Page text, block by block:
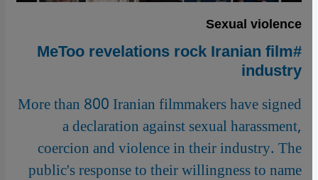
Sexual violence
#MeToo revelations rock Iranian film
industry
More than 800 Iranian filmmakers have signed
a declaration against sexual harassment,
coercion and violence in their industry. The
public's response to their willingness to name